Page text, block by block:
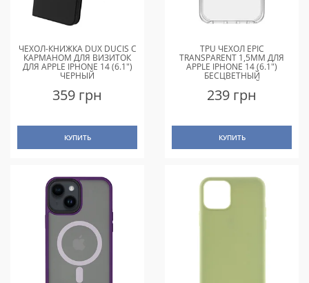
ЧЕХОЛ-КНИЖКА DUX DUCIS С
КАРМАНОМ ДЛЯ ВИЗИТОК
ДЛЯ APPLE IPHONE 14 (6.1")
ЧЕРНЫЙ
359 грн
КУПИТЬ
TPU ЧЕХОЛ EPIC
TRANSPARENT 1,5MM ДЛЯ
APPLE IPHONE 14 (6.1")
БЕСЦВЕТНЫЙ
(ПРОЗРАЧНЫЙ)
239 грн
КУПИТЬ